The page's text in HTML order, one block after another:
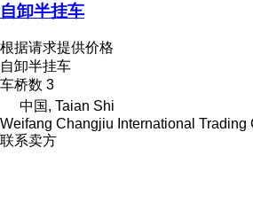
自卸半挂车
根据请求提供价格
自卸半挂车
车桥数 3
中国, Taian Shi
Weifang Changjiu International Trading
联系卖方